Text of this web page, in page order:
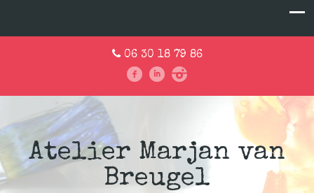
06 30 18 79 86
Atelier Marjan van
Breugel